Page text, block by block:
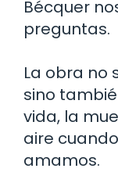
Bécquer
preguntas.
La obra no
sino
vida, la
aire
amamos.